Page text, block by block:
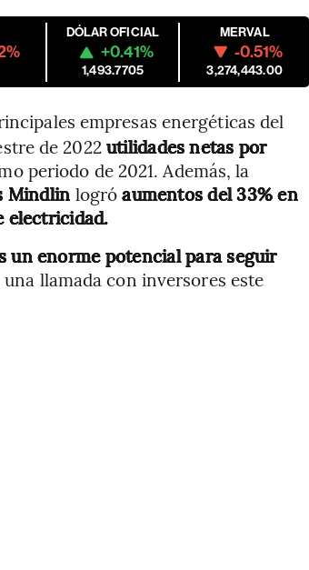
DÓLAR OFICIAL
+0.41%
1,493.7705
MERVAL
-0.51%
3,274,443.00
empresas energéticas del
de 2022utilidades netas por
periodo de 2021. Además, la
Mindlin logróaumentos del 33% en
electricidad.
un enorme potencial para seguir
llamada con inversores este